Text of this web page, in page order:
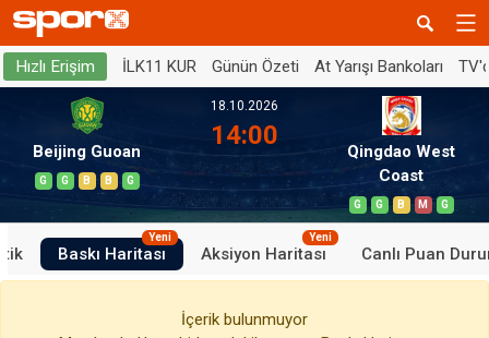
Hızlı Erişim İLK11 KUR Günün Özeti At Yarışı Bankoları
Beijing Guoan
G G B B G
18.10.2026
14:00
Qingdao West
Coast
G G B M G
Baskı Haritası
Yeni
Aksiyon Haritası
Yeni
Canlı Puan
İçerik bulunmuyor